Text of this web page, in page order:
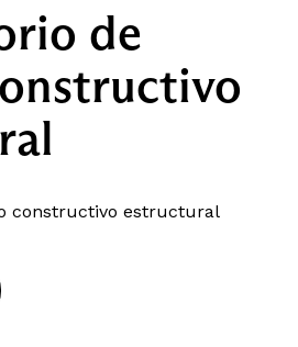
de
constructivo estructural